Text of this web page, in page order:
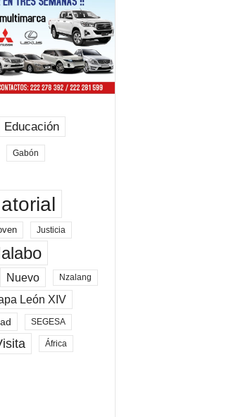
Educación
Gabón
Justicia
Nuevo Nzalang
León XIV
SEGESA
África